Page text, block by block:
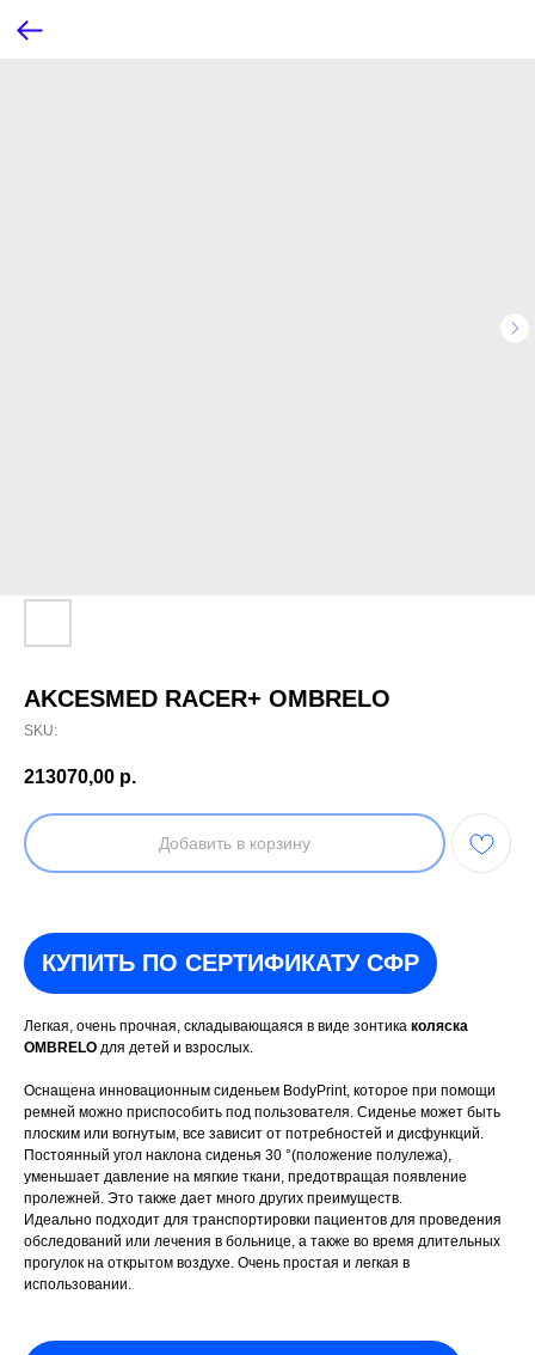
AKCESMED RACER+ OMBRELO
SKU:
213070,00 р.
Добавить в корзину
КУПИТЬ ПО СЕРТИФИКАТУ СФР
Легкая, очень прочная, складывающаяся в виде зонтика коляска
OMBRELO для детей и взрослых.
Оснащена инновационным сиденьем BodyPrint, которое при помощи
ремней можно приспособить под пользователя. Сиденье может быть
плоским или вогнутым, все зависит от потребностей и дисфункций.
Постоянный угол наклона сиденья 30 °(положение полулежа),
уменьшает давление на мягкие ткани, предотвращая появление
пролежней. Это также дает много других преимуществ.
Идеально подходит для транспортировки пациентов для проведения
обследований или лечения в больнице, а также во время длительных
прогулок на открытом воздухе. Очень простая и легкая в
использовании.